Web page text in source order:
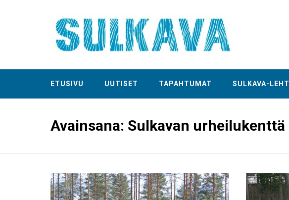
ETUSIVU UUTISET TAPAHTUMAT SULKAVA-LEHTI
Avainsana: Sulkavan urheilukenttä